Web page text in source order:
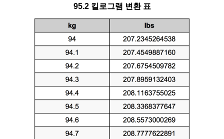
95.2 킬로그램 변환 표